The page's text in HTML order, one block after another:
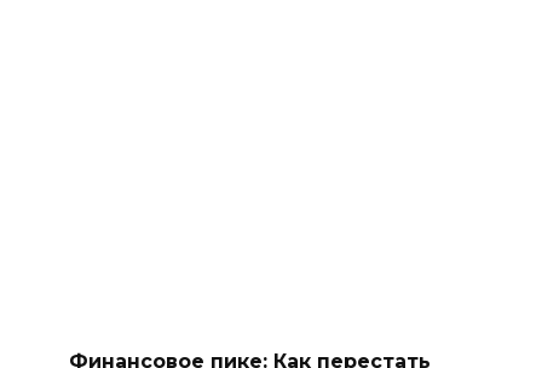
Финансовое пике: Как перестать